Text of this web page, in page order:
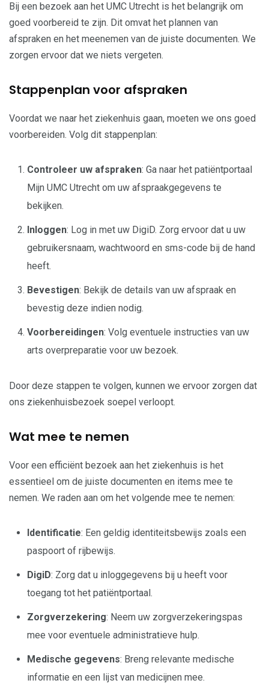
Bij een bezoek aan het UMC Utrecht is het belangrijk om
goed voorbereid te zijn. Dit omvat het plannen van
afspraken en het meenemen van de juiste documenten. We
zorgen ervoor dat we niets vergeten.
Stappenplan voor afspraken
Voordat we naar het ziekenhuis gaan, moeten we ons goed
voorbereiden. Volg dit stappenplan:
Controleer uw afspraken: Ga naar het patiëntportaal
Mijn UMC Utrecht om uw afspraakgegevens te
bekijken.
Inloggen: Log in met uw DigiD. Zorg ervoor dat u uw
gebruikersnaam, wachtwoord en sms-code bij de hand
heeft.
Bevestigen: Bekijk de details van uw afspraak en
bevestig deze indien nodig.
Voorbereidingen: Volg eventuele instructies van uw
arts overpreparatie voor uw bezoek.
Door deze stappen te volgen, kunnen we ervoor zorgen dat
ons ziekenhuisbezoek soepel verloopt.
Wat mee te nemen
Voor een efficiënt bezoek aan het ziekenhuis is het
essentieel om de juiste documenten en items mee te
nemen. We raden aan om het volgende mee te nemen:
Identificatie: Een geldig identiteitsbewijs zoals een
paspoort of rijbewijs.
DigiD: Zorg dat u inloggegevens bij u heeft voor
toegang tot het patiëntportaal.
Zorgverzekering: Neem uw zorgverzekeringspas
mee voor eventuele administratieve hulp.
Medische gegevens: Breng relevante medische
informatie en een lijst van medicijnen mee.